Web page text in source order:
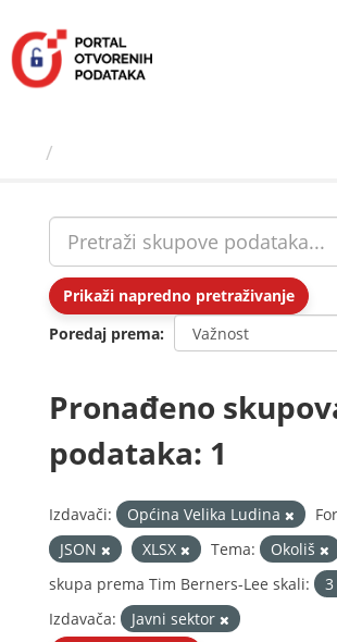
sadržaj
Prikaži napredno pretraživanje
Poredaj prema
Pronađeno
podataka: 1
Izdavači: Općina Velika Ludina
JSON
XLSX Tema: Okoliš
skupa prema Tim Berners-Lee skali:
3
Izdavača:
Javni sektor